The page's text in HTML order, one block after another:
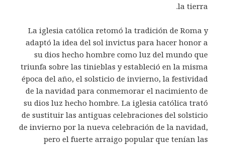
la tierra.
La iglesia católica retomó la tradición de Roma y
adaptó la idea del sol invictus para hacer honor a
su dios hecho hombre como luz del mundo que
triunfa sobre las tinieblas y estableció en la misma
época del año, el solsticio de invierno, la festividad
de la navidad para conmemorar el nacimiento de
su dios luz hecho hombre. La iglesia católica trató
de sustituir las antiguas celebraciones del solsticio
de invierno por la nueva celebración de la navidad,
pero el fuerte arraigo popular que tenían las